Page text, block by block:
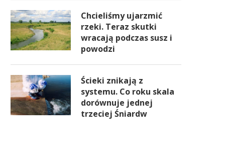
Chcieliśmy ujarzmić
rzeki. Teraz skutki
wracają podczas susz i
powodzi
Ścieki znikają z
systemu. Co roku skala
dorównuje jednej
trzeciej Śniardw